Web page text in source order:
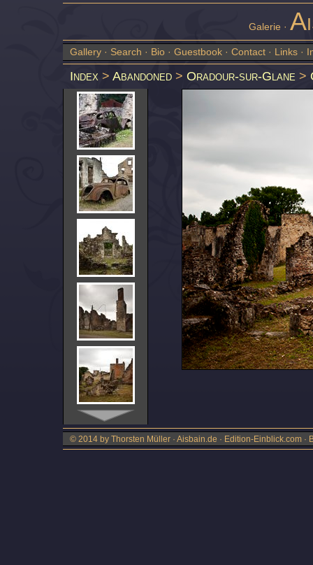
Galerie ·
Gallery · Search · Bio · Guestbook · Contact · Links ·
Index > Abandoned > Oradour-sur-Glane >
© 2014 by Thorsten Müller · Aisbain.de · Edition-Einblick.com ·